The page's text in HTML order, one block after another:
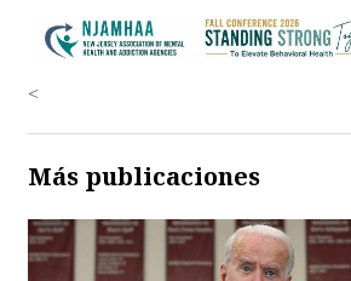
<
Más publicaciones